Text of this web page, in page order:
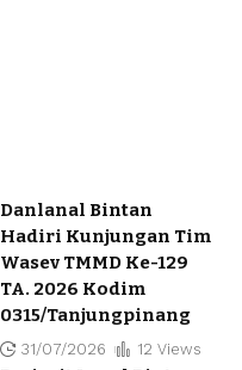
Danlanal Bintan
Hadiri Kunjungan Tim
Wasev TMMD Ke-129
TA. 2026 Kodim
0315/Tanjungpinang
31/07/2026 12 Views